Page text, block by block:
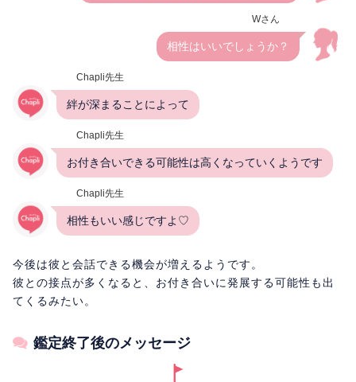
Wさん
相性はいいでしょうか？
Chapli先生
絆が深まることによって
Chapli先生
お付き合いできる可能性は高くなっていくようです
Chapli先生
相性もいい感じですよ♡
今後は彼と会話できる機会が増えるようです。
彼との接点が多くなると、お付き合いに発展する可能性も出
てくるみたい。
鑑定終了後のメッセージ